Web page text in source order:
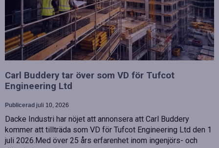
Carl Buddery tar över som VD för Tufcot
Engineering Ltd
Publicerad juli 10, 2026
Dacke Industri har nöjet att annonsera att Carl Buddery
kommer att tillträda som VD för Tufcot Engineering Ltd den 1
juli 2026.Med över 25 års erfarenhet inom ingenjörs- och